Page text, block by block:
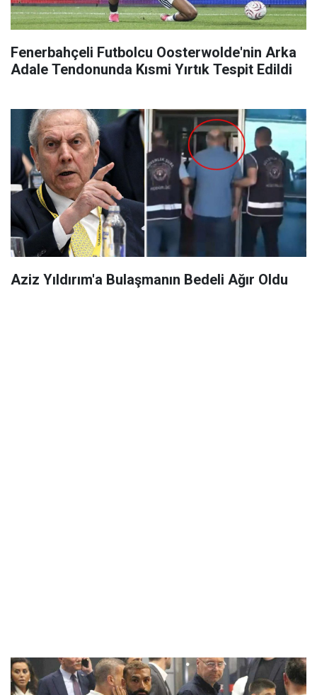
Fenerbahçeli Futbolcu Oosterwolde'nin Arka
Adale Tendonunda Kısmi Yırtık Tespit Edildi
Aziz Yıldırım'a Bulaşmanın Bedeli Ağır Oldu